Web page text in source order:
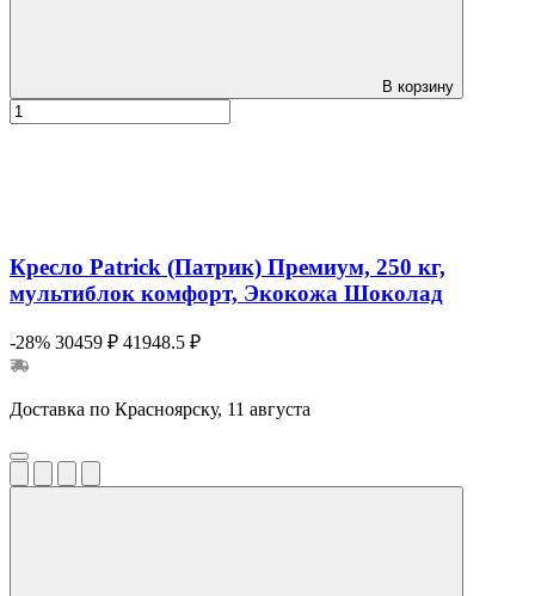
В корзину
Кресло Patrick (Патрик) Премиум, 250 кг,
мультиблок комфорт, Экокожа Шоколад
-28% 30459 ₽ 41948.5 ₽
Доставка по Красноярску, 11 августа